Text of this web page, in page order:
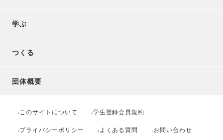
学ぶ
つくる
団体概要
このサイトについて 学生登録会員規約
プライバシーポリシー よくある質問 お問い合わせ